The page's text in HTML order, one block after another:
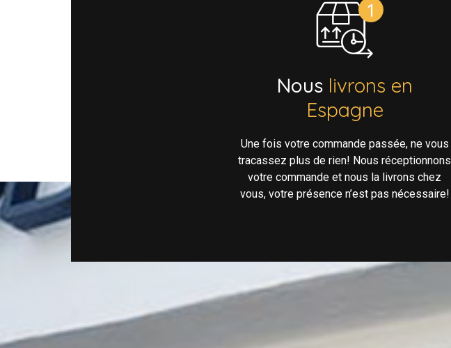
Nous livrons en
Espagne
Une fois votre commande passée, ne vous
tracassez plus de rien! Nous réceptionnons
votre commande et nous la livrons chez
vous, votre présence n’est pas nécessaire!